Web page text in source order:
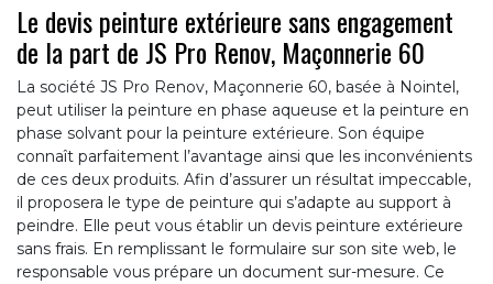
Le devis peinture extérieure sans engagement
de la part de JS Pro Renov, Maçonnerie 60
La société JS Pro Renov, Maçonnerie 60, basée à Nointel,
peut utiliser la peinture en phase aqueuse et la peinture en
phase solvant pour la peinture extérieure. Son équipe
connaît parfaitement l’avantage ainsi que les inconvénients
de ces deux produits. Afin d’assurer un résultat impeccable,
il proposera le type de peinture qui s’adapte au support à
peindre. Elle peut vous établir un devis peinture extérieure
sans frais. En remplissant le formulaire sur son site web, le
responsable vous prépare un document sur-mesure. Ce